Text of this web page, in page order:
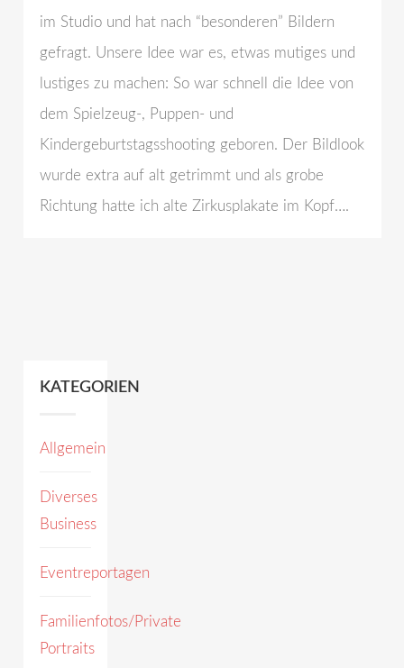
im Studio und hat nach “besonderen” Bildern
gefragt. Unsere Idee war es, etwas mutiges und
lustiges zu machen: So war schnell die Idee von
dem Spielzeug-, Puppen- und
Kindergeburtstagsshooting geboren. Der Bildlook
wurde extra auf alt getrimmt und als grobe
Richtung hatte ich alte Zirkusplakate im Kopf….
KATEGORIEN
Allgemein
Diverses
Business
Eventreportagen
Familienfotos/Private
Portraits